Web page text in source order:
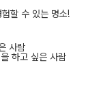
할 수 있는 명소!
사람
하고 싶은 사람